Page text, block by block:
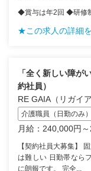
◆賞与は年2回 ◆研修
★この求人の詳細
「全く新しい障
約社員）
RE GAIA（リガイ
介護職員（日勤のみ）
月給：240,000円
【契約社員大募集】
は難しい 日勤帯なら
に朗報です。 完全...